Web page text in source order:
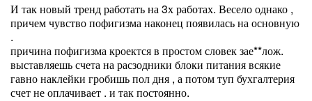
И так новый тренд работать на 3х работах. Весело однако ,
причем чувство пофигизма наконец появилась на основную
.
причина пофигизма кроектся в простом словек зае**лож.
выставляешь счета на расзодники блоки питания всякие
гавно наклейки гробишь пол дня , а потом туп бухгалтерия
счет не оплачивает . и так постоянно.